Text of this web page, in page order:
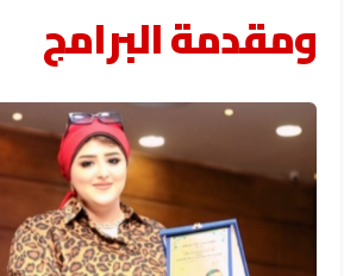
ومقدمة البرامج